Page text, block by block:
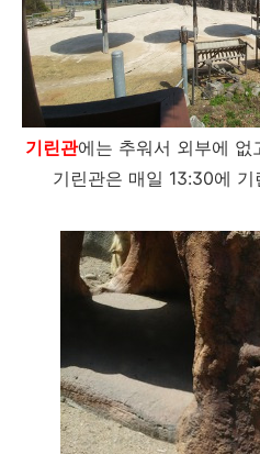
기린관에는 추워서 외부에 없
기린관은 매일 13:30에